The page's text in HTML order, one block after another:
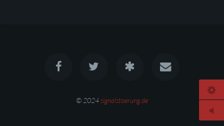
© 2024signalstoerung.de